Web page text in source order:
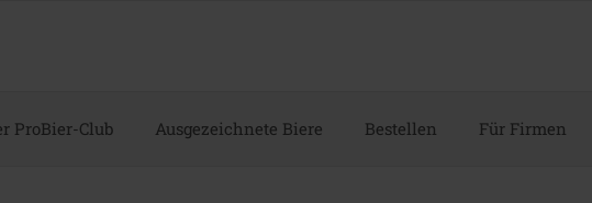
ProBier-Club Ausgezeichnete Biere Bestellen Für Firmen